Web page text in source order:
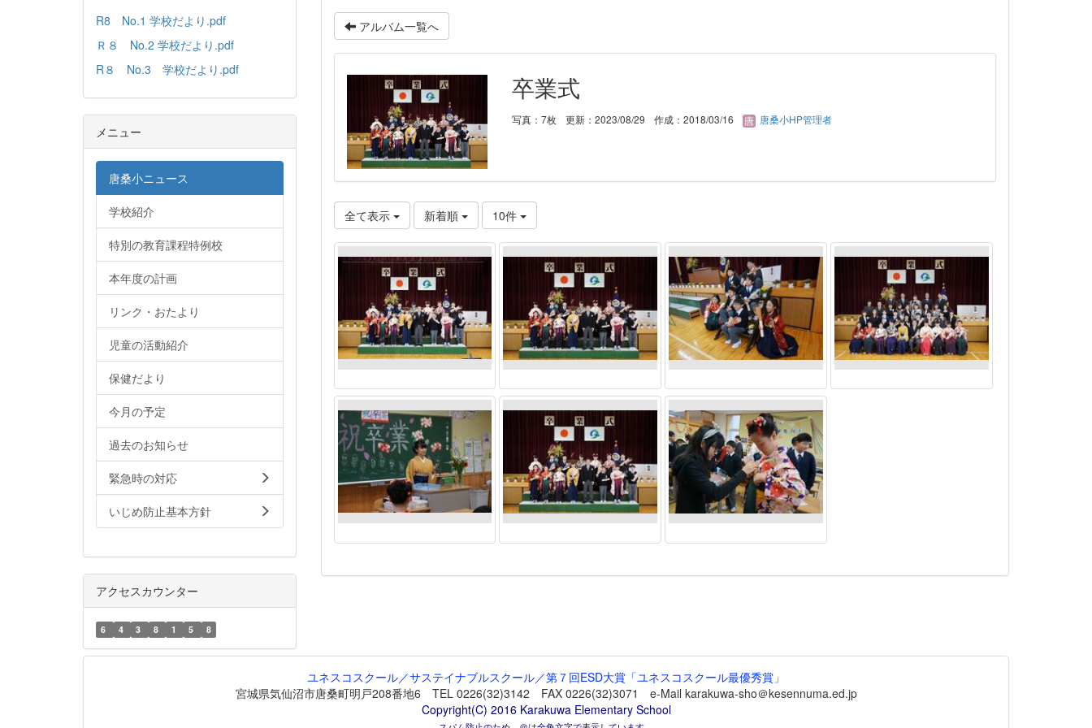
アルバム一覧へ
卒業式
写真：7枚 更新：2023/08/29 作成：2018/03/16 唐桑小HP管理者
全て表示 新着順 10件
R8 No.1 学校だより.pdf
Ｒ８ No.2 学校だより.pdf
R８ No.3 学校だより.pdf
メニュー
唐桑小ニュース
学校紹介
特別の教育課程特例校
本年度の計画
リンク・おたより
児童の活動紹介
保健だより
今月の予定
過去のお知らせ
緊急時の対応
いじめ防止基本方針
アクセスカウンター
6 4 3 8 1 5 8
ユネスコスクール／サステイナブルスクール／第７回ESD大賞「ユネスコスクール最優秀賞」
宮城県気仙沼市唐桑町明戸208番地6 TEL 0226(32)3142 FAX 0226(32)3071 e-Mail karakuwa-sho＠kesennuma.ed.jp
Copyright(C) 2016 Karakuwa Elementary School